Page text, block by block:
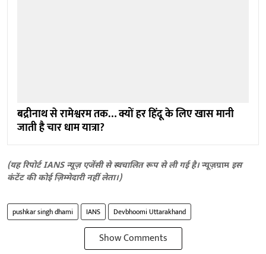
बद्रीनाथ से रामेश्वरम तक… क्यों हर हिंदू के लिए खास मानी
जाती है चार धाम यात्रा?
(यह रिपोर्ट IANS न्यूज़ एजेंसी से स्वचालित रूप से ली गई है।न्यूज़ग्राम इस
कंटेंट की कोई ज़िम्मेदारी नहीं लेता।)
pushkar singh dhami IANS Devbhoomi Uttarakhand
Show Comments